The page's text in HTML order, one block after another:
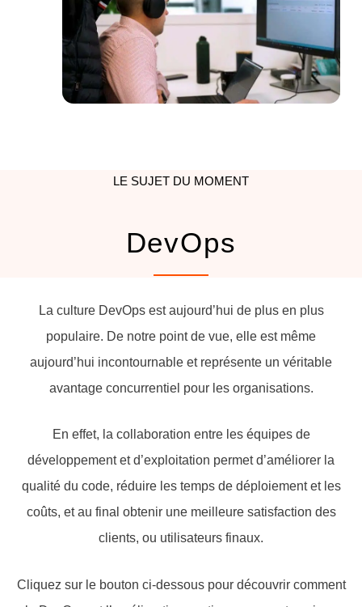
LE SUJET DU MOMENT
DevOps
La culture DevOps est aujourd’hui de plus en plus
populaire. De notre point de vue, elle est même
aujourd’hui incontournable et représente un véritable
avantage concurrentiel pour les organisations.
En effet, la collaboration entre les équipes de
développement et d’exploitation permet d’améliorer la
qualité du code, réduire les temps de déploiement et les
coûts, et au final obtenir une meilleure satisfaction des
clients, ou utilisateurs finaux.
Cliquez sur le bouton ci-dessous pour découvrir comment